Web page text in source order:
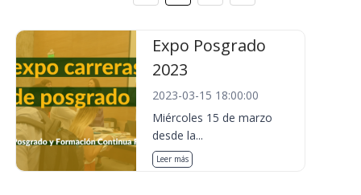
Expo Posgrado
2023
2023-03-15 18:00:00
Miércoles 15 de marzo
desde la...
Leer más